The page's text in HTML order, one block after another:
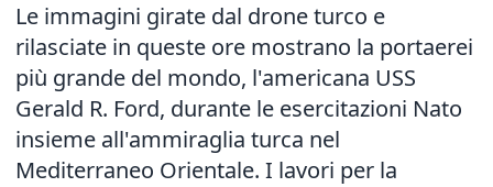
Le immagini girate dal drone turco e
rilasciate in queste ore mostrano la portaerei
più grande del mondo, l'americana USS
Gerald R. Ford, durante le esercitazioni Nato
insieme all'ammiraglia turca nel
Mediterraneo Orientale. I lavori per la